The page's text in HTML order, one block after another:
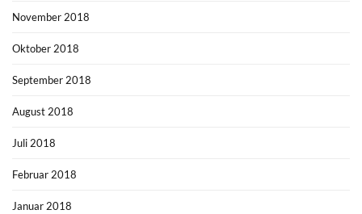
November 2018
Oktober 2018
September 2018
August 2018
Juli 2018
Februar 2018
Januar 2018